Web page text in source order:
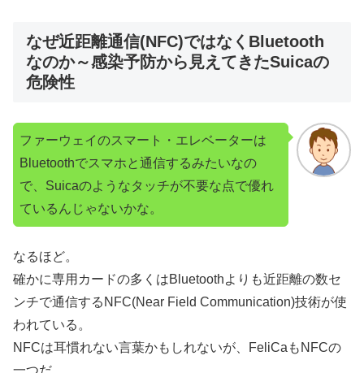
なぜ近距離通信(NFC)ではなくBluetooth
なのか～感染予防から見えてきたSuicaの
危険性
ファーウェイのスマート・エレベーターは
Bluetoothでスマホと通信するみたいなの
で、Suicaのようなタッチが不要な点で優れ
ているんじゃないかな。
なるほど。
確かに専用カードの多くはBluetoothよりも近距離の数セ
ンチで通信するNFC(Near Field Communication)技術が使
われている。
NFCは耳慣れない言葉かもしれないが、FeliCaもNFCの
一つだ。